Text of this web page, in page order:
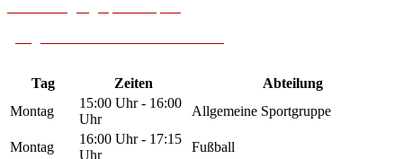
Tag Zeiten
Abteilung
Montag
15:00 Uhr - 16:00
Uhr
Allgemeine Sportgruppe
Montag
16:00 Uhr - 17:15
Uhr
Fußball